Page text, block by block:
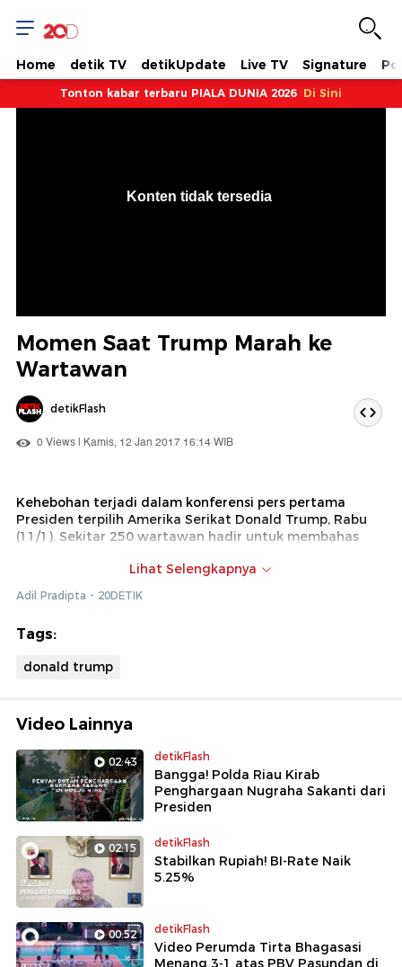
Home detik TV detikUpdate Live TV Signature
Tonton kabar terbaru PIALA DUNIA 2026 Di Sini
Konten tidak tersedia
Momen Saat Trump Marah ke
Wartawan
detikFlash
0 Views | Kamis, 12 Jan 2017 16:14 WIB
Kehebohan terjadi dalam konferensi pers pertama
Presiden terpilih Amerika Serikat Donald Trump, Rabu
(11/1). Sekitar 250 wartawan hadir untuk membahas
Lihat Selengkapnya
Adil Pradipta - 20DETIK
Tags:
donald trump
Video Lainnya
02:43 detikFlash
Bangga! Polda Riau Kirab
Penghargaan Nugraha Sakanti dari
Presiden
02:15 detikFlash
Stabilkan Rupiah! BI-Rate Naik
5.25%
00:52 detikFlash
Video Perumda Tirta Bhagasasi
Menang 3-1 atas PBV Pasundan di